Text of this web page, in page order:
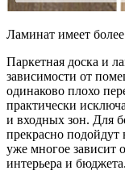
Ламинат имеет
Паркетная доска и
зависимости от
одинаково плохо
практически
и входных зон. Для
прекрасно подойдут
уже многое зависит
интерьера и бюджета.